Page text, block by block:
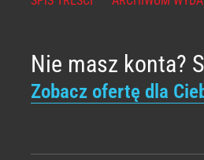
Nie masz konta?
Zobacz ofertę dla